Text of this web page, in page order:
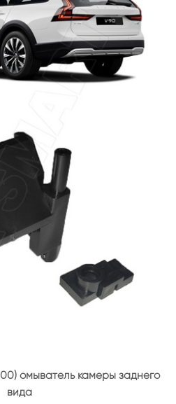
омыватель камеры заднего
вида